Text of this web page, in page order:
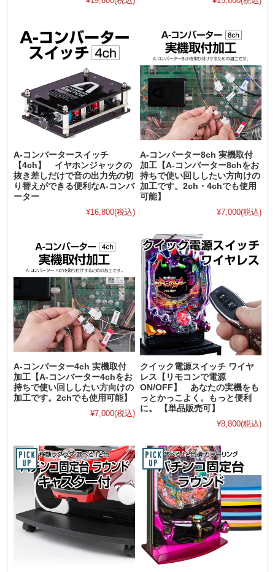
A-コンバータースイッチ
【4ch】 イヤホンジャックの
抜き差しだけで音の出力先の切
り替えができる便利なA-コンバ
ーター
¥16,800(税込)
A-コンバーター8ch 実機取付
加工【A-コンバーター8chをお
持ちで使い回ししたい方向けの
加工です。2ch・4chでも使用
可能】
¥7,000(税込)
A-コンバーター4ch 実機取付
加工【A-コンバーター4chをお
持ちで使い回ししたい方向けの
加工です。2chでも使用可能】
¥7,000(税込)
クイック電源スイッチ ワイヤ
レス【リモコンで電源
ON/OFF】 あなたの実機をも
っとかっこよく。もっと便利
に。 【単品販売可】
¥8,800(税込)